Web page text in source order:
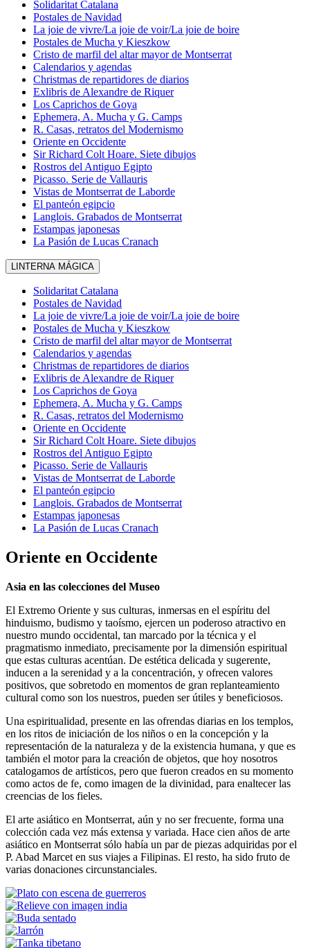
Solidaritat Catalana
Postales de Navidad
La joie de vivre/La joie de voir/La joie de boire
Postales de Mucha y Kieszkow
Cristo de marfil del altar mayor de Montserrat
Calendarios y agendas
Christmas de repartidores de diarios
Exlibris de Alexandre de Riquer
Los Caprichos de Goya
Ephemera, A. Mucha y G. Camps
R. Casas, retratos del Modernismo
Oriente en Occidente
Sir Richard Colt Hoare. Siete dibujos
Rostros del Antiguo Egipto
Picasso. Serie de Vallauris
Vistas de Montserrat de Laborde
El panteón egipcio
Langlois. Grabados de Montserrat
Estampas japonesas
La Pasión de Lucas Cranach
LINTERNA MÁGICA
Solidaritat Catalana
Postales de Navidad
La joie de vivre/La joie de voir/La joie de boire
Postales de Mucha y Kieszkow
Cristo de marfil del altar mayor de Montserrat
Calendarios y agendas
Christmas de repartidores de diarios
Exlibris de Alexandre de Riquer
Los Caprichos de Goya
Ephemera, A. Mucha y G. Camps
R. Casas, retratos del Modernismo
Oriente en Occidente
Sir Richard Colt Hoare. Siete dibujos
Rostros del Antiguo Egipto
Picasso. Serie de Vallauris
Vistas de Montserrat de Laborde
El panteón egipcio
Langlois. Grabados de Montserrat
Estampas japonesas
La Pasión de Lucas Cranach
Oriente en Occidente
Asia en las colecciones del Museo
El Extremo Oriente y sus culturas, inmersas en el espíritu del
hinduismo, budismo y taoísmo, ejercen un poderoso atractivo en
nuestro mundo occidental, tan marcado por la técnica y el
pragmatismo inmediato, precisamente por la dimensión espiritual
que estas culturas acentúan. De estética delicada y sugerente,
inducen a la serenidad y a la concentración, y ofrecen valores
positivos, que sobretodo en momentos de gran replanteamiento
cultural como son los nuestros, pueden ser útiles y beneficiosos.
Una espiritualidad, presente en las ofrendas diarias en los templos,
en los ritos de iniciación de los niños o en la concepción y la
representación de la naturaleza y de la existencia humana, y que es
también el motor para la creación de objetos, que hoy nosotros
catalogamos de artísticos, pero que fueron creados en su momento
como actos de fe, como imagen de la divinidad, para enaltecer las
creencias de los fieles.
El arte asiático en Montserrat, aún y no ser frecuente, forma una
colección cada vez más extensa y variada. Hace cien años de arte
asiático en Montserrat sólo había un par de piezas adquiridas por el
P. Abad Marcet en sus viajes a Filipinas. El resto, ha sido fruto de
varias donaciones circunstanciales.